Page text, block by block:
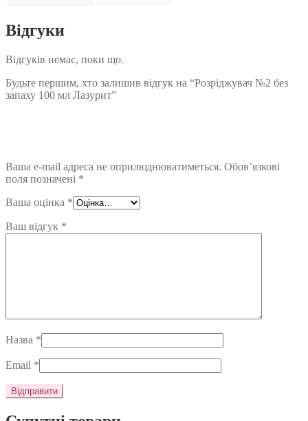
Відгуки
Відгуків немає, поки що.
Будьте першим, хто залишив відгук на “Розріджувач №2 без
запаху 100 мл Лазурит”
Ваша e-mail адреса не оприлюднюватиметься. Обов’язкові
поля позначені *
Ваша оцінка *
Ваш відгук *
Назва *
Email *